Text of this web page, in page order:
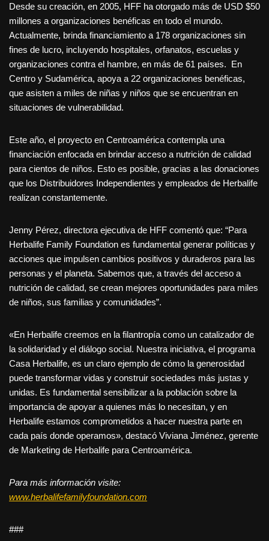
Desde su creación, en 2005, HFF ha otorgado más de USD $50
millones a organizaciones benéficas en todo el mundo.
Actualmente, brinda financiamiento a 178 organizaciones sin
fines de lucro, incluyendo hospitales, orfanatos, escuelas y
organizaciones contra el hambre, en más de 61 países. En
Centro y Sudamérica, apoya a 22 organizaciones benéficas,
que asisten a miles de niñas y niños que se encuentran en
situaciones de vulnerabilidad.
Este año, el proyecto en Centroamérica contempla una
financiación enfocada en brindar acceso a nutrición de calidad
para cientos de niños. Esto es posible, gracias a las donaciones
que los Distribuidores Independientes y empleados de Herbalife
realizan constantemente.
Jenny Pérez, directora ejecutiva de HFF comentó que: “Para
Herbalife Family Foundation es fundamental generar políticas y
acciones que impulsen cambios positivos y duraderos para las
personas y el planeta. Sabemos que, a través del acceso a
nutrición de calidad, se crean mejores oportunidades para miles
de niños, sus familias y comunidades”.
«En Herbalife creemos en la filantropía como un catalizador de
la solidaridad y el diálogo social. Nuestra iniciativa, el programa
Casa Herbalife, es un claro ejemplo de cómo la generosidad
puede transformar vidas y construir sociedades más justas y
unidas. Es fundamental sensibilizar a la población sobre la
importancia de apoyar a quienes más lo necesitan, y en
Herbalife estamos comprometidos a hacer nuestra parte en
cada país donde operamos», destacó Viviana Jiménez, gerente
de Marketing de Herbalife para Centroamérica.
Para más información visite:
www.herbalifefamilyfoundation.com
###